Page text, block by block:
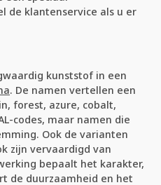
de klantenservice als u er
kunststof in een
. De namen vertellen een
forest, azure, cobalt,
codes, maar namen die
Ook de varianten
zijn vervaardigd van
bepaalt het karakter,
de duurzaamheid en het